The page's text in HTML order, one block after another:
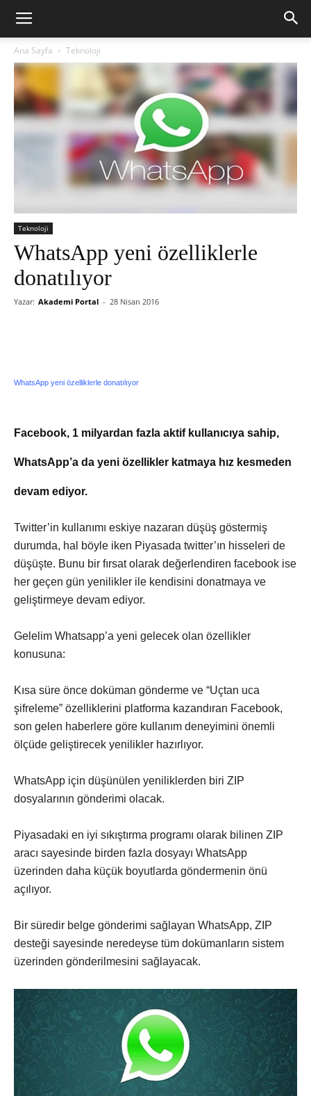
Ana Sayfa Teknoloji
Teknoloji
WhatsApp yeni özelliklerle
donatılıyor
Yazar: Akademi Portal - 28 Nisan 2016
WhatsApp yeni özelliklerle donatılıyor
Facebook, 1 milyardan fazla aktif kullanıcıya sahip,
WhatsApp’a da yeni özellikler katmaya hız kesmeden
devam ediyor.
Twitter’in kullanımı eskiye nazaran düşüş göstermiş
durumda, hal böyle iken Piyasada twitter’ın hisseleri de
düşüşte. Bunu bir fırsat olarak değerlendiren facebook ise
her geçen gün yenilikler ile kendisini donatmaya ve
geliştirmeye devam ediyor.
Gelelim Whatsapp’a yeni gelecek olan özellikler
konusuna:
Kısa süre önce doküman gönderme ve “Uçtan uca
şifreleme” özelliklerini platforma kazandıran Facebook,
son gelen haberlere göre kullanım deneyimini önemli
ölçüde geliştirecek yenilikler hazırlıyor.
WhatsApp için düşünülen yeniliklerden biri ZIP
dosyalarının gönderimi olacak.
Piyasadaki en iyi sıkıştırma programı olarak bilinen ZIP
aracı sayesinde birden fazla dosyayı WhatsApp
üzerinden daha küçük boyutlarda göndermenin önü
açılıyor.
Bir süredir belge gönderimi sağlayan WhatsApp, ZIP
desteği sayesinde neredeyse tüm dokümanların sistem
üzerinden gönderilmesini sağlayacak.